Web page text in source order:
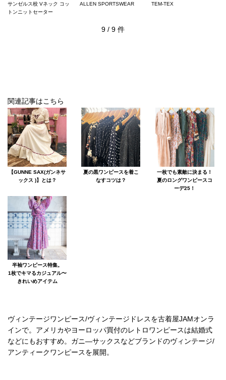
サンゼルス校 Vネック コッ
トンニットセーター
ALLEN SPORTSWEAR
TEM-TEX
9 / 9 件
関連記事はこちら
【GUNNE SAX(ガンネサ
ックス )】とは？
夏の黒ワンピースを着こ
なすコツは？
一枚でも素敵に決まる！
夏のロングワンピースコ
ーデ25！
半袖ワンピース特集。
1枚でキマるカジュアル〜
きれいめアイテム
ヴィンテージワンピース/ヴィンテージドレスを古着屋JAMオンラ
インで。アメリカやヨーロッパ買付のレトロワンピースは結婚式
などにもおすすめ。ガニ―サックスなどブランドのヴィンテージ/
アンティークワンピースを展開。